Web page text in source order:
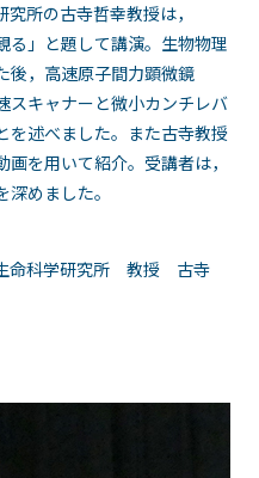
所の古寺哲幸教授は，
る」と題して講演。生物物理
後，高速原子間力顕微鏡
スキャナーと微小カンチレバ
を述べました。また古寺教授
を用いて紹介。受講者は，
めました。
命科学研究所 教授 古寺